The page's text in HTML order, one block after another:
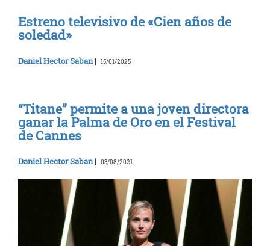
Estreno televisivo de «Cien años de
soledad»
Daniel Hector Saban| 15/01/2025
“Titane” permite a una joven directora
ganar la Palma de Oro en el Festival
de Cannes
Daniel Hector Saban| 03/08/2021